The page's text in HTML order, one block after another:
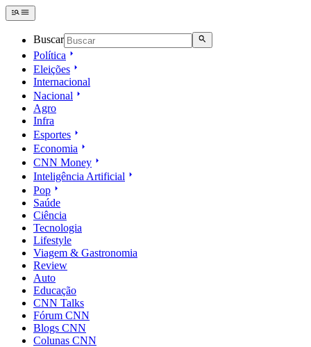
Buscar
Política
Eleições
Internacional
Nacional
Agro
Infra
Esportes
Economia
CNN Money
Inteligência Artificial
Pop
Saúde
Ciência
Tecnologia
Lifestyle
Viagem & Gastronomia
Review
Auto
Educação
CNN Talks
Fórum CNN
Blogs CNN
Colunas CNN